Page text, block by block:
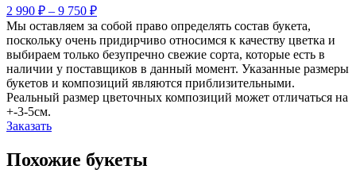
2 990 ₽ – 9 750 ₽
Мы оставляем за собой право определять состав букета,
поскольку очень придирчиво относимся к качеству цветка и
выбираем только безупречно свежие сорта, которые есть в
наличии у поставщиков в данный момент. Указанные размеры
букетов и композиций являются приблизительными.
Реальный размер цветочных композиций может отличаться на
+-3-5см.
Заказать
Похожие букеты